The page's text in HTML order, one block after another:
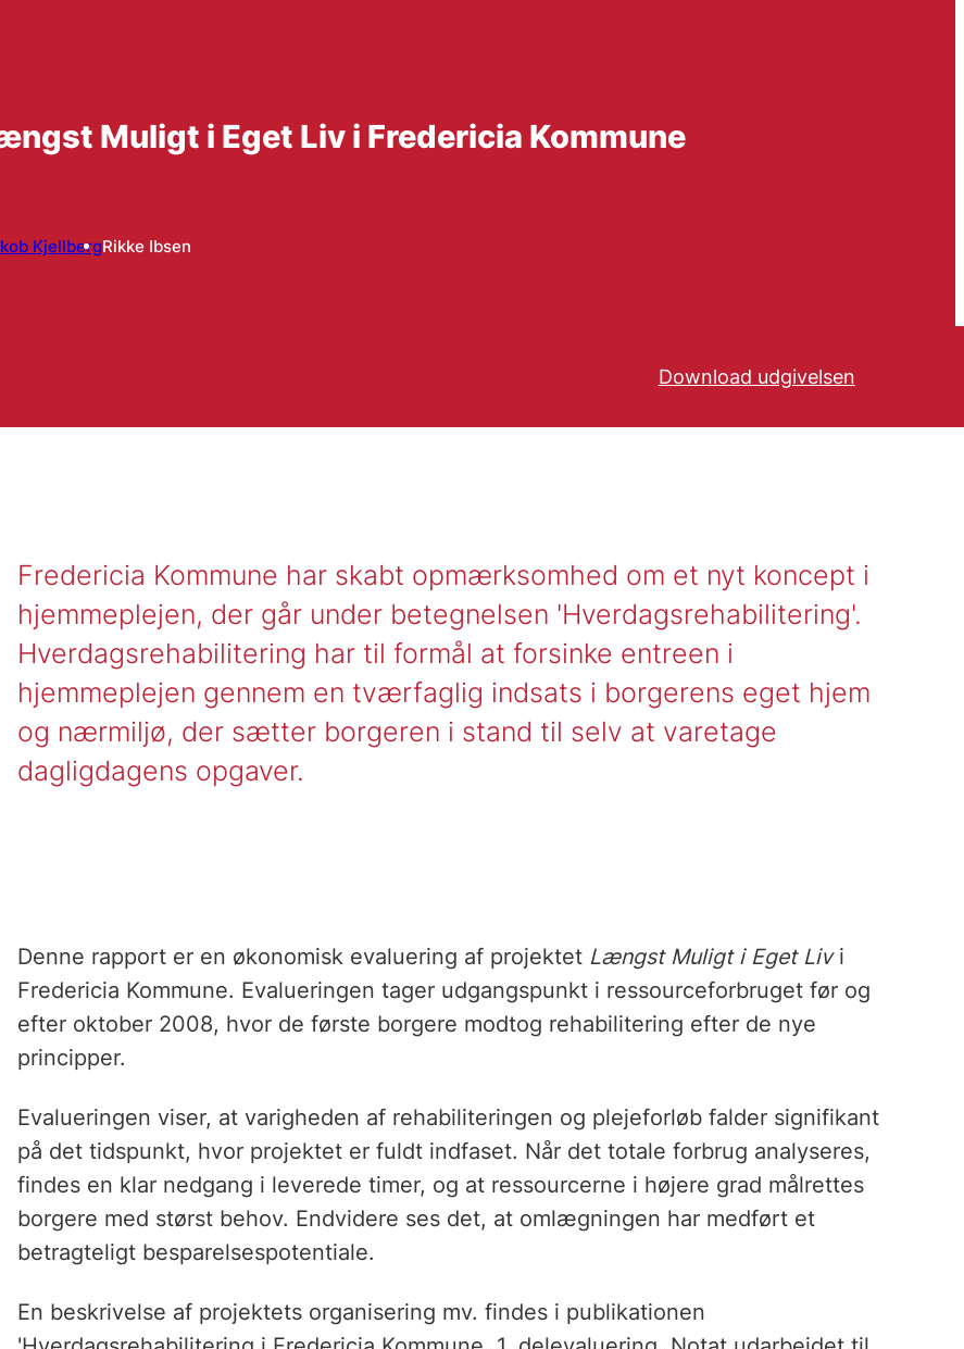
Muligt i Eget Liv i Fredericia Kommune
KjellbergRikke Ibsen
Download udgivelsen
Fredericia Kommune har skabt opmærksomhed om et nyt koncept i
hjemmeplejen, der går under betegnelsen 'Hverdagsrehabilitering'.
Hverdagsrehabilitering har til formål at forsinke entreen i
hjemmeplejen gennem en tværfaglig indsats i borgerens eget hjem
og nærmiljø, der sætter borgeren i stand til selv at varetage
dagligdagens opgaver.
Denne rapport er en økonomisk evaluering af projektet Længst Muligt i Eget Livi
Fredericia Kommune. Evalueringen tager udgangspunkt i ressourceforbruget før og
efter oktober 2008, hvor de første borgere modtog rehabilitering efter de nye
principper.
Evalueringen viser, at varigheden af rehabiliteringen og plejeforløb falder signifikant
på det tidspunkt, hvor projektet er fuldt indfaset. Når det totale forbrug analyseres,
findes en klar nedgang i leverede timer, og at ressourcerne i højere grad målrettes
borgere med størst behov. Endvidere ses det, at omlægningen har medført et
betragteligt besparelsespotentiale.
En beskrivelse af projektets organisering mv. findes i publikationen